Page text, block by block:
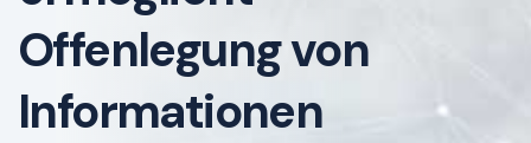
Offenlegung von
Informationen